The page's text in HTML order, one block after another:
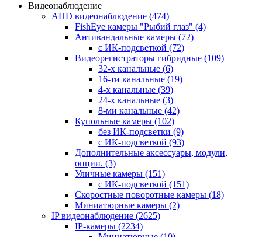
Видеонаблюдение
AHD видеонаблюдение (474)
FishEye камеры "Рыбий глаз" (4)
Антивандальные камеры (72)
с ИК-подсветкой (72)
Видеорегистраторы гибридные (109)
32-х канальные (6)
16-ти канальные (19)
4-х канальные (39)
24-х канальные (3)
8-ми канальные (42)
Купольные камеры (102)
без ИК-подсветки (9)
с ИК-подсветкой (93)
Дополнительные аксессуары, модули,
опции. (3)
Уличные камеры (151)
с ИК-подсветкой (151)
Скоростные поворотные камеры (18)
Миниатюрные камеры (2)
IP видеонаблюдение (2625)
IP-камеры (2234)